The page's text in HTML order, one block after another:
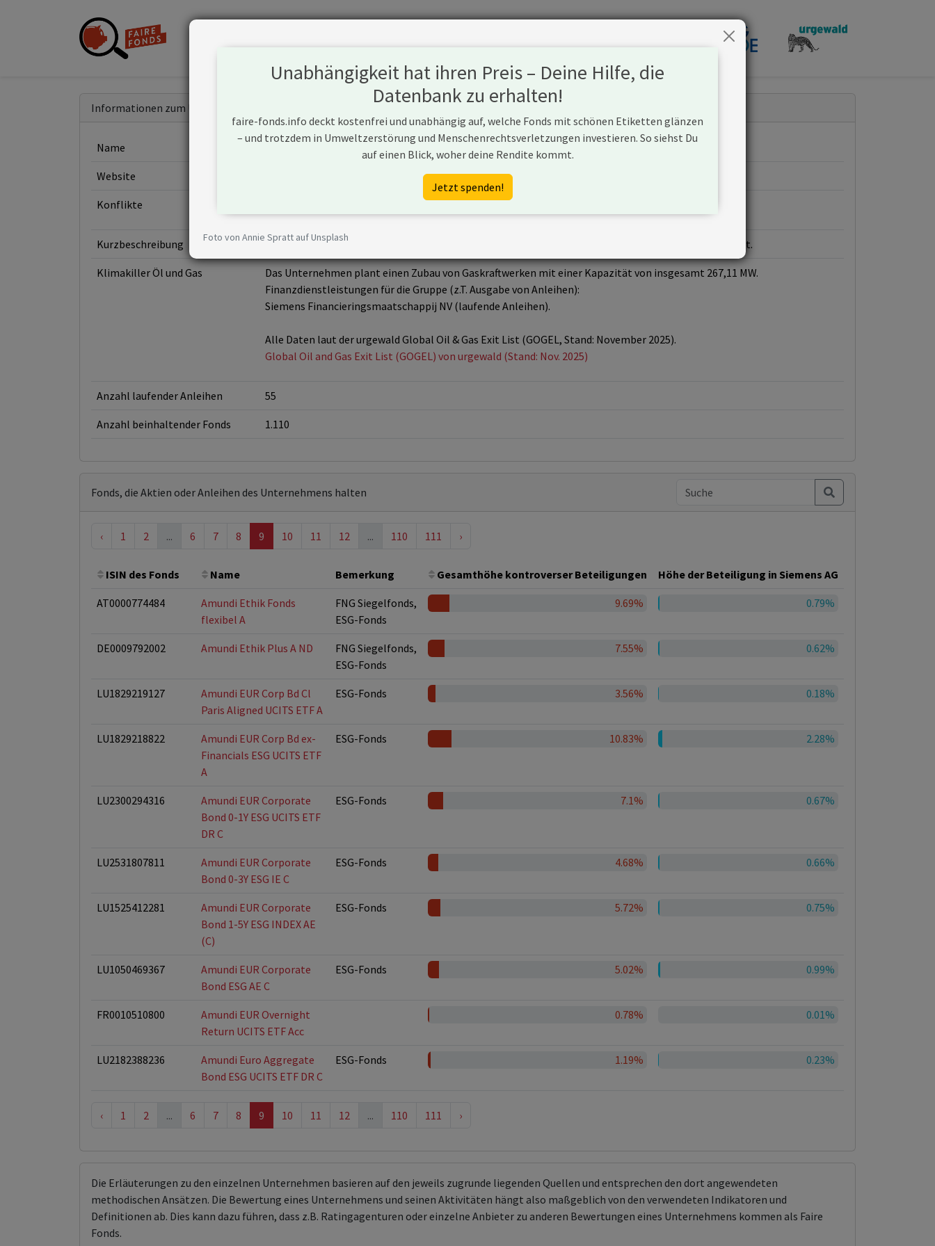
Informationen zum Unternehmen
Name
Website
Konflikte
Kurzbeschreibung Siemens AG ist ein Unternehmen aus Deutschland, das neue Kapazitäten seiner Gaskraftwerke aufbaut.
Klimakiller Öl und Gas
Das Unternehmen plant einen Zubau von Gaskraftwerken mit einer Kapazität von insgesamt 267,11 MW.
Finanzdienstleistungen für die Gruppe (z.T. Ausgabe von Anleihen):
Siemens Financieringsmaatschappij NV (laufende Anleihen).
Alle Daten laut der urgewald Global Oil & Gas Exit List (GOGEL, Stand: November 2025).
Global Oil and Gas Exit List (GOGEL) von urgewald (Stand: Nov. 2025)
Anzahl laufender Anleihen 55
Anzahl beinhaltender Fonds 1.110
Fonds, die Aktien oder Anleihen des Unternehmens halten
‹ 1 2 ... 6 7 8 9 10 11 12 ... 110 111 ›
ISIN des Fonds Name Bemerkung Gesamthöhe kontroverser Beteiligungen Höhe der Beteiligung in Siemens AG
AT0000774484
Amundi Ethik Fonds
flexibel A
FNG Siegelfonds,
ESG-Fonds
9.69% 0.79%
DE0009792002 Amundi Ethik Plus A ND
FNG Siegelfonds,
ESG-Fonds
7.55% 0.62%
LU1829219127
Amundi EUR Corp Bd Cl
Paris Aligned UCITS ETF A
ESG-Fonds 3.56% 0.18%
LU1829218822
Amundi EUR Corp Bd ex-
Financials ESG UCITS ETF
A
ESG-Fonds 10.83% 2.28%
LU2300294316
Amundi EUR Corporate
Bond 0-1Y ESG UCITS ETF
DR C
ESG-Fonds 7.1% 0.67%
LU2531807811
Amundi EUR Corporate
Bond 0-3Y ESG IE C
ESG-Fonds 4.68% 0.66%
LU1525412281
Amundi EUR Corporate
Bond 1-5Y ESG INDEX AE
(C)
ESG-Fonds 5.72% 0.75%
LU1050469367
Amundi EUR Corporate
Bond ESG AE C
ESG-Fonds 5.02% 0.99%
FR0010510800
Amundi EUR Overnight
Return UCITS ETF Acc
0.78% 0.01%
LU2182388236
Amundi Euro Aggregate
Bond ESG UCITS ETF DR C
ESG-Fonds 1.19% 0.23%
‹ 1 2 ... 6 7 8 9 10 11 12 ... 110 111 ›
Die Erläuterungen zu den einzelnen Unternehmen basieren auf den jeweils zugrunde liegenden Quellen und entsprechen den dort angewendeten
methodischen Ansätzen. Die Bewertung eines Unternehmens und seinen Aktivitäten hängt also maßgeblich von den verwendeten Indikatoren und
Definitionen ab. Dies kann dazu führen, dass z.B. Ratingagenturen oder einzelne Anbieter zu anderen Bewertungen eines Unternehmens kommen als Faire
Fonds.
Unabhängigkeit hat ihren Preis – Deine Hilfe, die
Datenbank zu erhalten!
faire-fonds.info deckt kostenfrei und unabhängig auf, welche Fonds mit schönen Etiketten glänzen
– und trotzdem in Umweltzerstörung und Menschenrechtsverletzungen investieren. So siehst Du
auf einen Blick, woher deine Rendite kommt.
Jetzt spenden!
Foto von Annie Spratt auf Unsplash